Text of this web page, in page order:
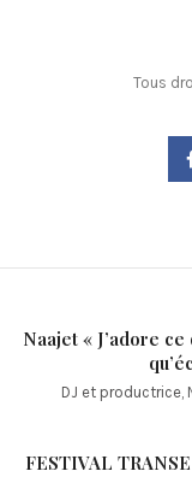
Tous
Naajet « J’adore
DJ et productrice,
FESTIVAL